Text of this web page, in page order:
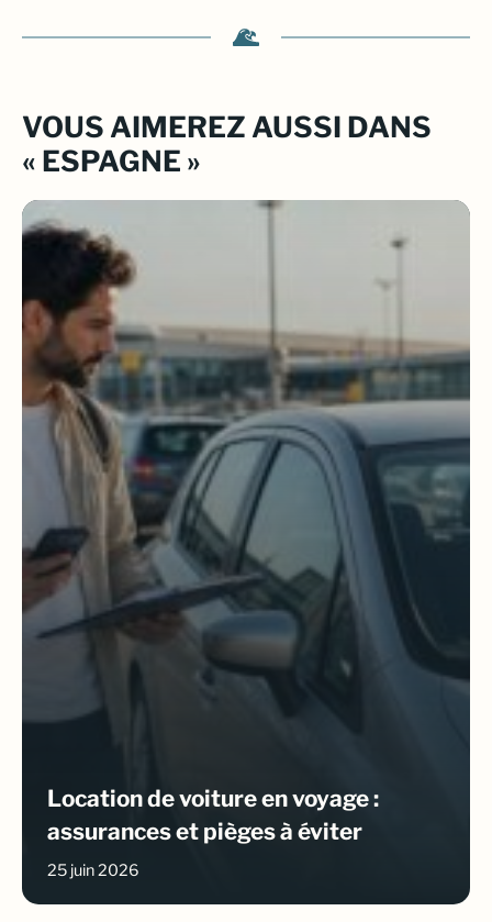
VOUS AIMEREZ AUSSI DANS
« ESPAGNE »
Location de voiture en voyage :
assurances et pièges à éviter
25 juin 2026